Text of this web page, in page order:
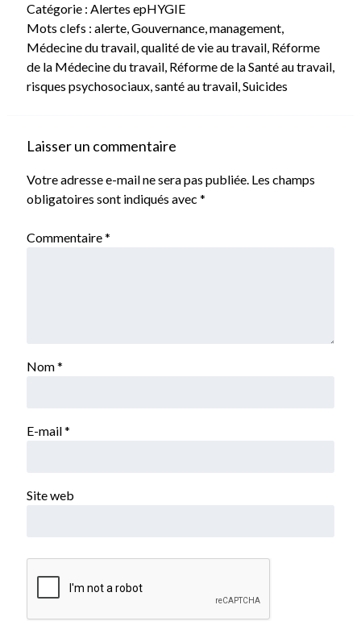
Catégorie : Alertes epHYGIE
Mots clefs : alerte, Gouvernance, management,
Médecine du travail, qualité de vie au travail, Réforme
de la Médecine du travail, Réforme de la Santé au travail,
risques psychosociaux, santé au travail, Suicides
Laisser un commentaire
Votre adresse e-mail ne sera pas publiée. Les champs
obligatoires sont indiqués avec *
Commentaire*
Nom*
E-mail*
Site web